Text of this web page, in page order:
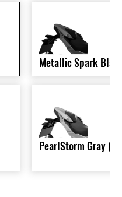
Metallic Spark
PearlStorm Gray